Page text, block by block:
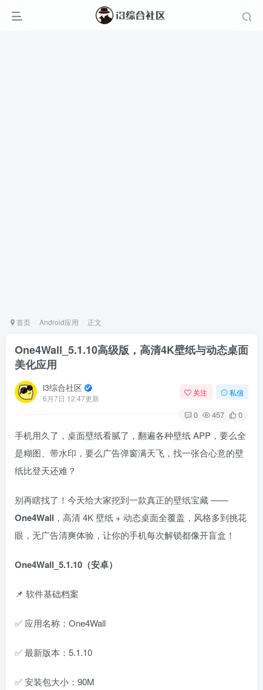
首页 Android应用 正文
One4Wall_5.1.10高级版，高清4K壁纸与动态桌面
美化应用
i3综合社区
6月7日 12:47更新
关注 私信
0 457 0
手机用久了，桌面壁纸看腻了，翻遍各种壁纸 APP，要么全
是糊图、带水印，要么广告弹窗满天飞，找一张合心意的壁
纸比登天还难？
别再瞎找了！今天给大家挖到一款真正的壁纸宝藏 ——
One4Wall ，高清 4K 壁纸 + 动态桌面全覆盖，风格多到挑花
眼，无广告清爽体验，让你的手机每次解锁都像开盲盒！
One4Wall_5.1.10（安卓）
📌 软件基础档案
✅ 应用名称：One4Wall
✅ 最新版本：5.1.10
✅ 安装包大小：90M